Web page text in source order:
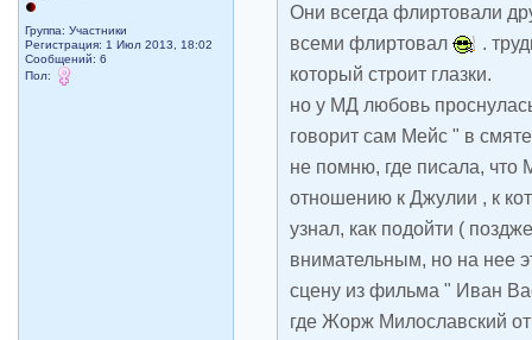
Группа: Участники
Регистрация: 1 Июл 2013, 18:02
Сообщений: 6
Пол:
Они всегда флиртовали
всеми флиртовал
.
который строит глазки.
но у МД любовь
говорит сам Мейс " в
не помню, где писала, что
отношению к Джулии , к
узнал, как подойти (
внимательным, но на нее
сцену из фильма " Иван
где Жорж Милославский